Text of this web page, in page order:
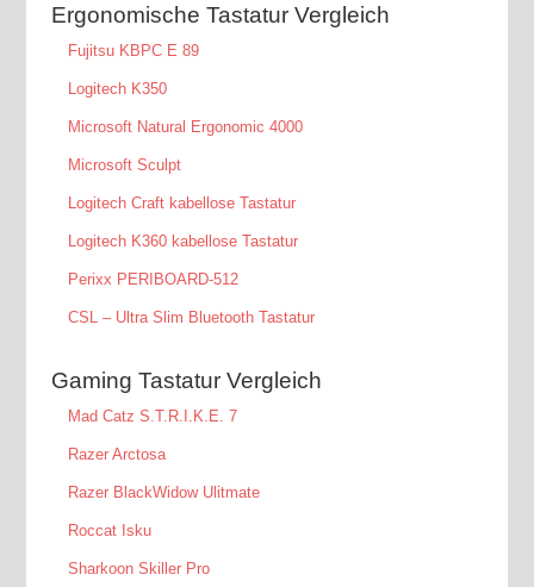
Ergonomische Tastatur Vergleich
Fujitsu KBPC E 89
Logitech K350
Microsoft Natural Ergonomic 4000
Microsoft Sculpt
Logitech Craft kabellose Tastatur
Logitech K360 kabellose Tastatur
Perixx PERIBOARD-512
CSL – Ultra Slim Bluetooth Tastatur
Gaming Tastatur Vergleich
Mad Catz S.T.R.I.K.E. 7
Razer Arctosa
Razer BlackWidow Ulitmate
Roccat Isku
Sharkoon Skiller Pro